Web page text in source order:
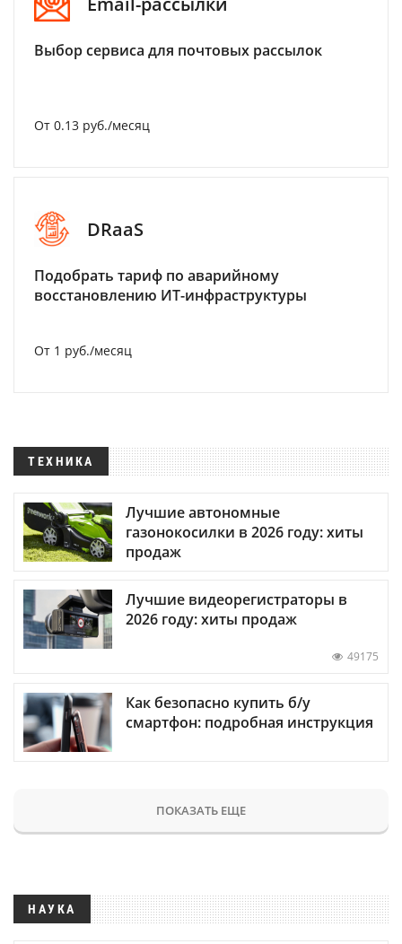
Выбор сервиса для почтовых рассылок
От 0.13 руб./месяц
DRaaS
Подобрать тариф по аварийному
восстановлению ИТ-инфраструктуры
От 1 руб./месяц
ТЕХНИКА
Лучшие автономные
газонокосилки в 2026 году: хиты
продаж
Лучшие видеорегистраторы в
2026 году: хиты продаж
49175
Как безопасно купить б/у
смартфон: подробная инструкция
ПОКАЗАТЬ ЕЩЕ
НАУКА